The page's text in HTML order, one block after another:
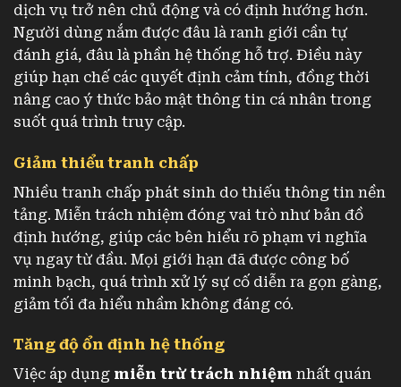
dịch vụ trở nên chủ động và có định hướng hơn.
Người dùng nắm được đâu là ranh giới cần tự
đánh giá, đâu là phần hệ thống hỗ trợ. Điều này
giúp hạn chế các quyết định cảm tính, đồng thời
nâng cao ý thức bảo mật thông tin cá nhân trong
suốt quá trình truy cập.
Giảm thiểu tranh chấp
Nhiều tranh chấp phát sinh do thiếu thông tin nền
tảng. Miễn trách nhiệm đóng vai trò như bản đồ
định hướng, giúp các bên hiểu rõ phạm vi nghĩa
vụ ngay từ đầu. Mọi giới hạn đã được công bố
minh bạch, quá trình xử lý sự cố diễn ra gọn gàng,
giảm tối đa hiểu nhầm không đáng có.
Tăng độ ổn định hệ thống
Việc áp dụng miễn trừ trách nhiệm nhất quán